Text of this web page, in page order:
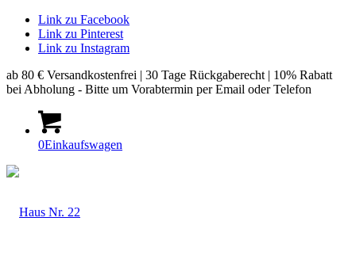
Link zu Facebook
Link zu Pinterest
Link zu Instagram
ab 80 € Versandkostenfrei | 30 Tage Rückgaberecht | 10% Rabatt
bei Abholung - Bitte um Vorabtermin per Email oder Telefon
0Einkaufswagen